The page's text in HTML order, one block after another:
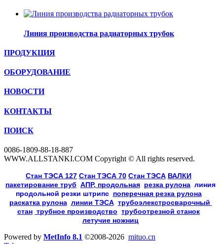
Линия производства радиаторных трубок
ПРОДУКЦИЯ
ОБОРУДОВАНИЕ
НОВОСТИ
КОНТАКТЫ
ПОИСК
0086-1809-88-18-887
WWW.ALLSTANKI.COM Copyright © All rights reserved.
Cтан ТЭСА 127 Cтан ТЭСА 70 Cтан ТЭСА ВАЛКИ
пакетирование труб АПР, продольная резка рулона линия
продольной резки штрипс, поперечная резка рулона
раскатка рулона, линии ТЭСА, трубоэлекстросварочный
стан трубное производство трубоотрезной станок
летучие ножниц
Powered by MetInfo 8.1 ©2008-2026 mituo.cn